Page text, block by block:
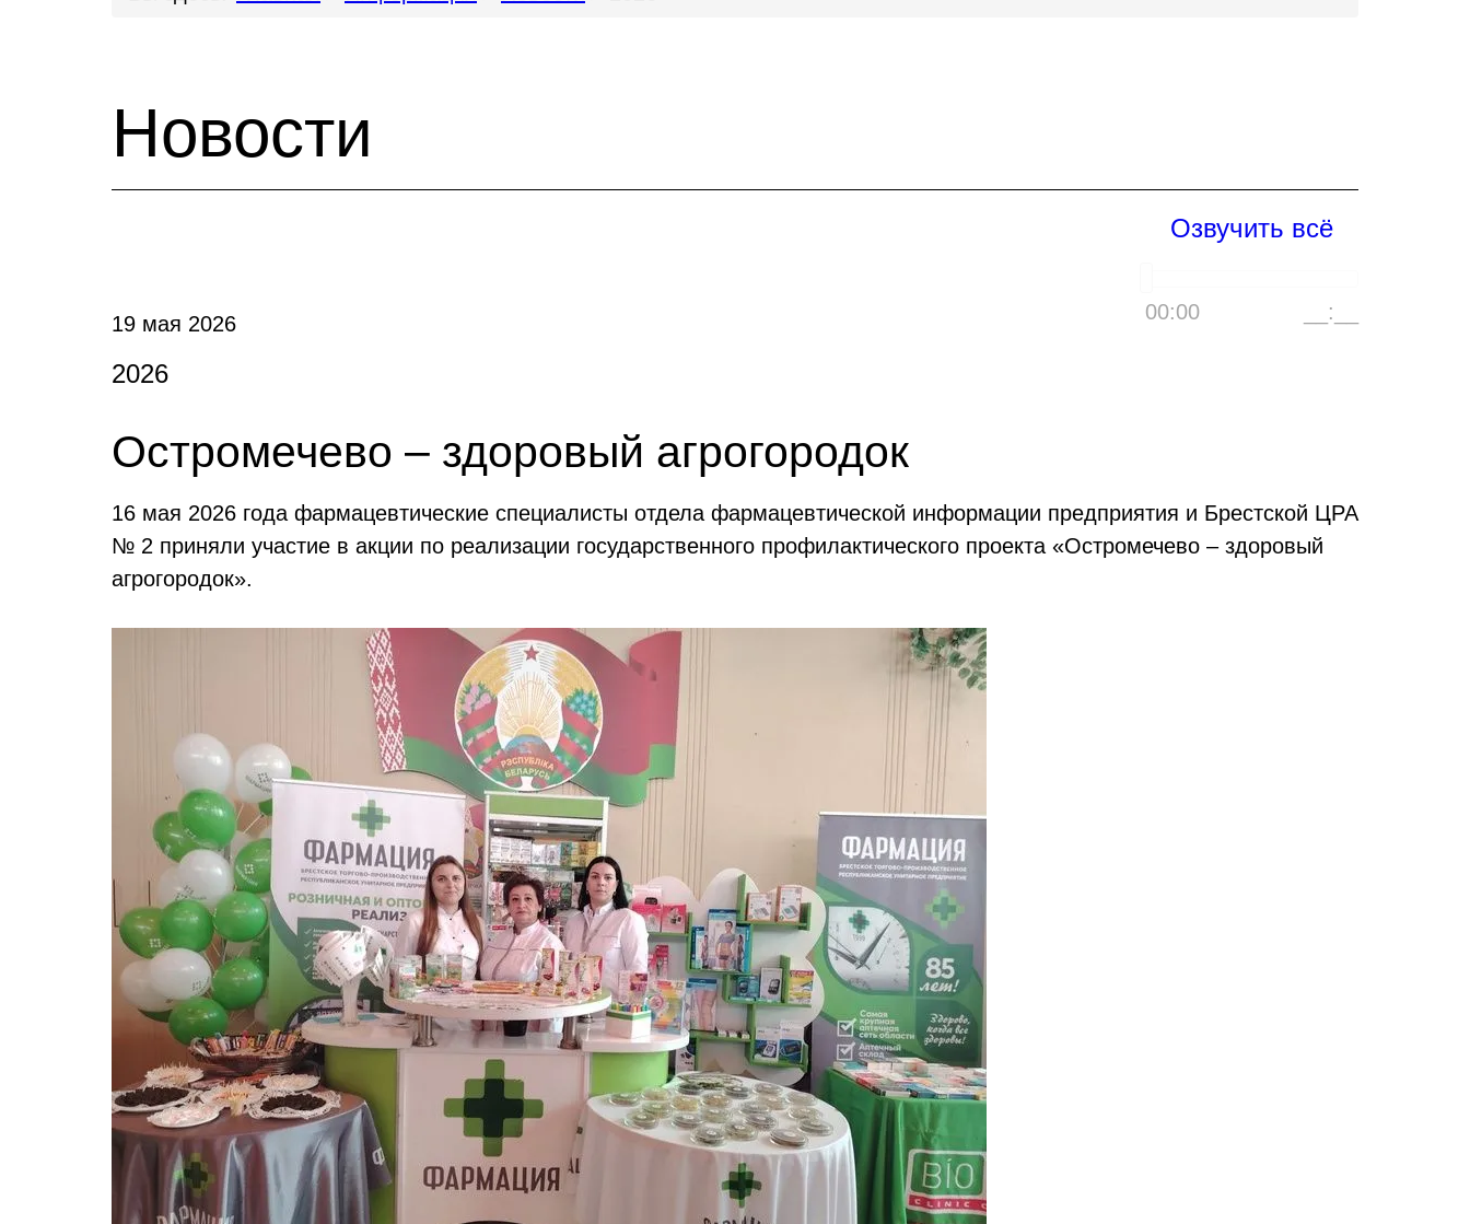
Новости
Озвучить всё
00:00 __:__
19 мая 2026
2026
Остромечево – здоровый агрогородок
16 мая 2026 года фармацевтические специалисты отдела фармацевтической информации предприятия и Брестской ЦРА
№ 2 приняли участие в акции по реализации государственного профилактического проекта «Остромечево – здоровый
агрогородок».